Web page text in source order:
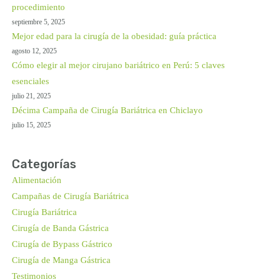
procedimiento
septiembre 5, 2025
Mejor edad para la cirugía de la obesidad: guía práctica
agosto 12, 2025
Cómo elegir al mejor cirujano bariátrico en Perú: 5 claves
esenciales
julio 21, 2025
Décima Campaña de Cirugía Bariátrica en Chiclayo
julio 15, 2025
Categorías
Alimentación
Campañas de Cirugía Bariátrica
Cirugía Bariátrica
Cirugía de Banda Gástrica
Cirugía de Bypass Gástrico
Cirugía de Manga Gástrica
Testimonios